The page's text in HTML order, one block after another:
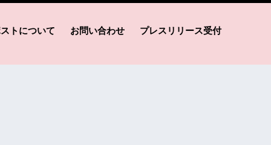
トについて お問い合わせ プレスリリース受付